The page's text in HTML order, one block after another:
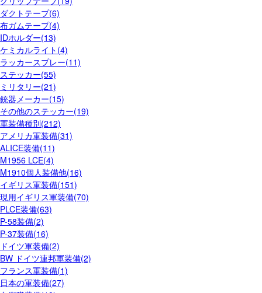
ダクトテープ(6)
布ガムテープ(4)
IDホルダー(13)
ケミカルライト(4)
ラッカースプレー(11)
ステッカー(55)
ミリタリー(21)
銃器メーカー(15)
その他のステッカー(19)
軍装備種別(212)
アメリカ軍装備(31)
ALICE装備(11)
M1956 LCE(4)
M1910個人装備他(16)
イギリス軍装備(151)
現用イギリス軍装備(70)
PLCE装備(63)
P-58装備(2)
P-37装備(16)
ドイツ軍装備(2)
BW ドイツ連邦軍装備(2)
フランス軍装備(1)
日本の軍装備(27)